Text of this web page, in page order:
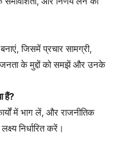
जिसमें प्रचार सामग्री,
के मुद्दों को समझें और उनके
हैं?
में भाग लें, और राजनीतिक
निर्धारित करें।